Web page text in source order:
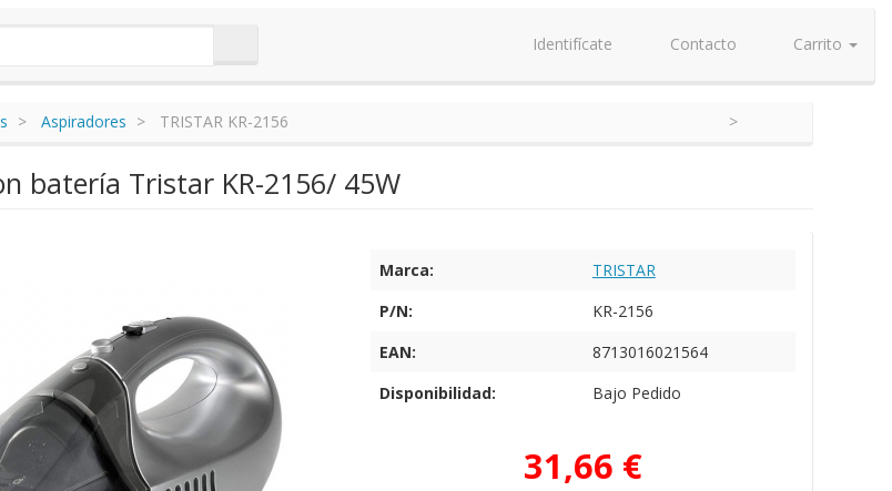
Identifícate Contacto Carrito
Aspiradores TRISTAR KR-2156
batería Tristar KR-2156/ 45W
Marca:
TRISTAR
P/N:
KR-2156
EAN:
8713016021564
Disponibilidad:
Bajo Pedido
31,66 €